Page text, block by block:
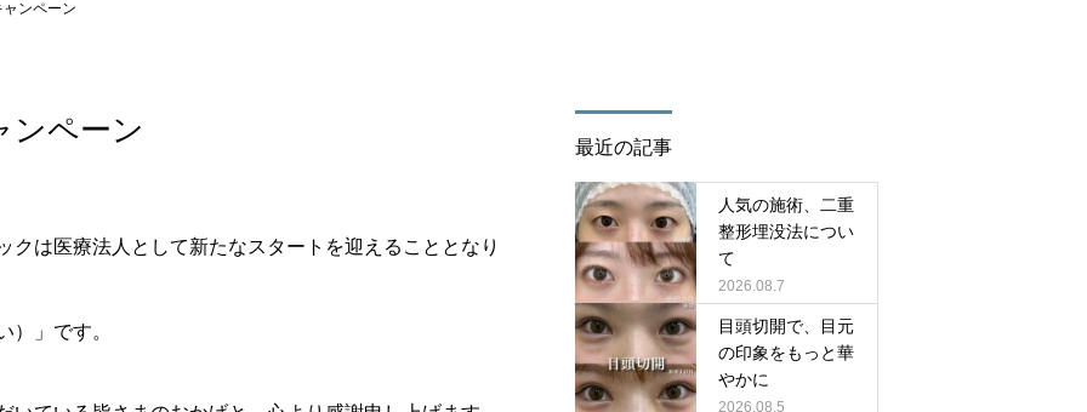
ンペーン
ンペーン
クは医療法人として新たなスタートを迎えることとなり
）」です。
最近の記事
人気の施術、二重
整形埋没法につい
て
2026.08.7
目頭切開で、目元
の印象をもっと華
やかに
2026.08.5